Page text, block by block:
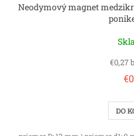
Neodymový magnet
€0,27
DO